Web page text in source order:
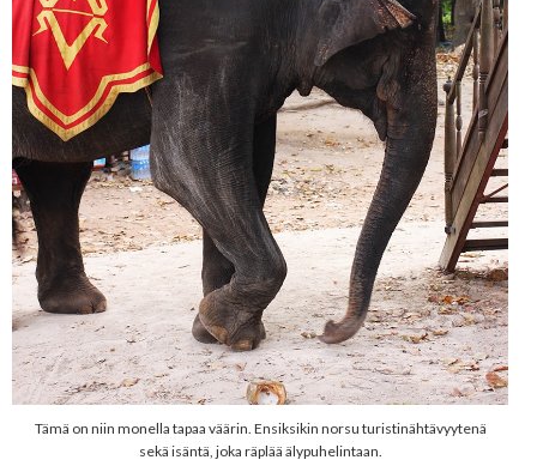
Tämä on niin monella tapaa väärin. Ensiksikin norsu turistinähtävyytenä
sekä isäntä, joka räplää älypuhelintaan.